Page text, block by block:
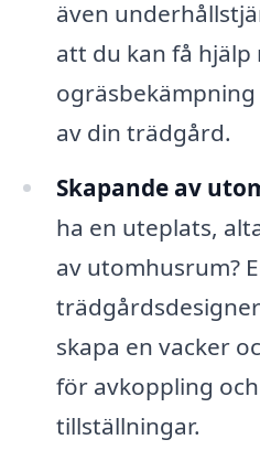
även
att du kan få hjälp
av din trädgård.
Skapande av
ha en uteplats,
av utomhusrum?
skapa en vacker
för avkoppling
tillställningar.